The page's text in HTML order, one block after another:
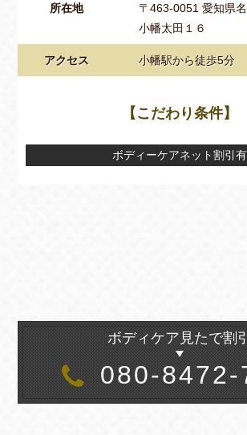
所在地
〒463-0051 愛知県
小幡太田１６
アクセス 小幡駅から徒歩5分
【こだわり条件】
ボディーケアネット割引有
ボディケア見たで割引
080-8472-